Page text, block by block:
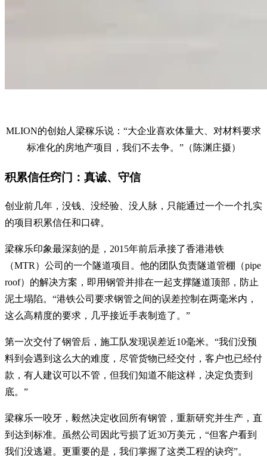
MLION的创始人梁稼乐说：“大企业喜欢体量大、对材料要求
标准化的房地产项目，我们不去争。”（陈渊庄摄）
积累信任窍门：真诚、守信
创业前几年，没钱、没经验、没人脉，只能通过一个一个扎实
的项目积累信任和口碑。
梁稼乐印象最深刻的是，2015年前后承接了香港港铁
（MTR）公司的一个隧道项目。他的团队负责隧道管棚（pipe
roof）的解决方案，即用钢管并排在一起支撑隧道顶部，防止
泥土塌陷。“港铁公司要求钢管之间的误差控制在两毫米内，
这么高精度的要求，几乎接近手表制造了。”
第一次交付了钢管后，施工队发现误差近10毫米。“我们没预
料到会遇到这么大的难度，尽管货物已经交付，客户也已经付
款，有人建议可以不管，但我们知道不能这样，决定负责到
底。”
梁稼乐一咬牙，毅然决定收回所有钢管，重新研究并生产，直
到达到标准。虽然公司因此亏损了近30万美元，“但客户看到
我们没逃避。更重要的是，我们掌握了这类工程的诀窍”。